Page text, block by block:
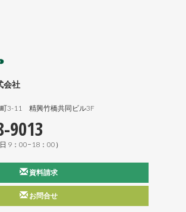
会社
3-11 精興竹橋共同ビル3F
9013
9：00−18：00）
資料請求
お問合せ